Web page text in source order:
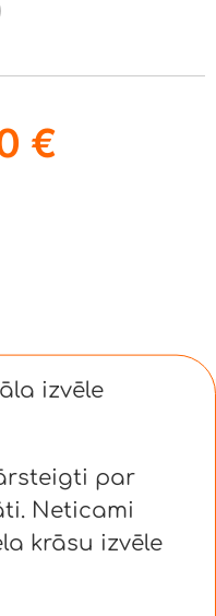
€
izvēle
par
Neticami
krāsu izvēle